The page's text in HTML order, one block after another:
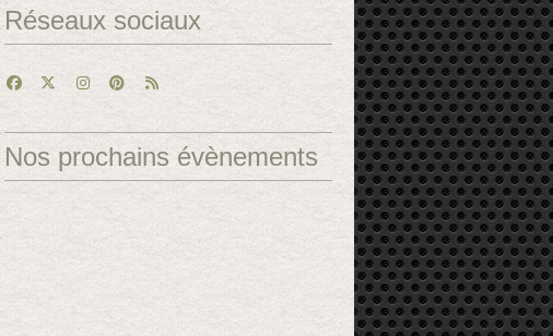
Réseaux sociaux
Nos prochains évènements